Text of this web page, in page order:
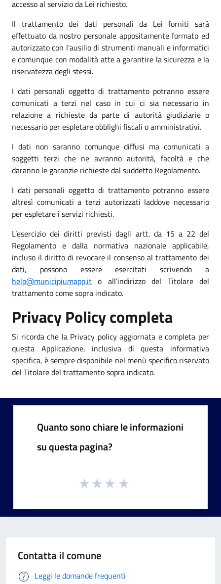
accesso al servizio da Lei richiesto.
Il trattamento dei dati personali da Lei forniti sarà
effettuato da nostro personale appositamente formato ed
autorizzato con l'ausilio di strumenti manuali e informatici
e comunque con modalità atte a garantire la sicurezza e la
riservatezza degli stessi.
I dati personali oggetto di trattamento potranno essere
comunicati a terzi nel caso in cui ci sia necessario in
relazione a richieste da parte di autorità giudiziarie o
necessario per espletare obblighi fiscali o amministrativi.
I dati non saranno comunque diffusi ma comunicati a
soggetti terzi che ne avranno autorità, facoltà e che
daranno le garanzie richieste dal suddetto Regolamento.
I dati personali oggetto di trattamento potranno essere
altresì comunicati a terzi autorizzati laddove necessario
per espletare i servizi richiesti.
L’esercizio dei diritti previsti dagli artt. da 15 a 22 del
Regolamento e dalla normativa nazionale applicabile,
incluso il diritto di revocare il consenso al trattamento dei
dati, possono essere esercitati scrivendo a
help@municipiumapp.it o all’indirizzo del Titolare del
trattamento come sopra indicato.
Privacy Policy completa
Si ricorda che la Privacy policy aggiornata e completa per
questa Applicazione, inclusiva di questa informativa
specifica, è sempre disponibile nel menù specifico riservato
del Titolare del trattamento sopra indicato.
Quanto sono chiare le informazioni
su questa pagina?
Contatta il comune
Leggi le domande frequenti